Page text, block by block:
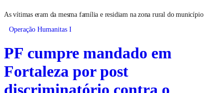
As vítimas eram da mesma família e residiam na zona rural do município
Operação Humanitas I
PF cumpre mandado em
Fortaleza por post
discriminatório contra o